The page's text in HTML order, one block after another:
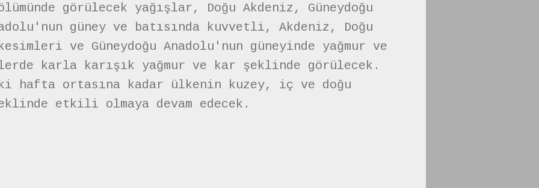
görülecek yağışlar, Doğu Akdeniz, Güneydoğu
güney ve batısında kuvvetli, Akdeniz, Doğu
ve Güneydoğu Anadolu'nun güneyinde yağmur ve
karla karışık yağmur ve kar şeklinde görülecek.
hafta ortasına kadar ülkenin kuzey, iç ve doğu
etkili olmaya devam edecek.